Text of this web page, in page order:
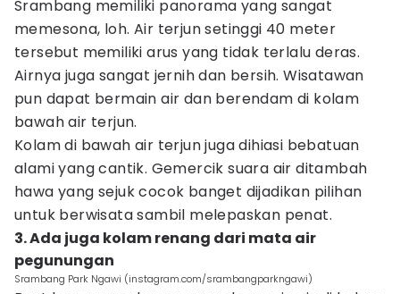
Srambang memiliki panorama yang sangat
memesona, loh. Air terjun setinggi 40 meter
tersebut memiliki arus yang tidak terlalu deras.
Airnya juga sangat jernih dan bersih. Wisatawan
pun dapat bermain air dan berendam di kolam
bawah air terjun.
Kolam di bawah air terjun juga dihiasi bebatuan
alami yang cantik. Gemercik suara air ditambah
hawa yang sejuk cocok banget dijadikan pilihan
untuk berwisata sambil melepaskan penat.
3. Ada juga kolam renang dari mata air
pegunungan
Srambang Park Ngawi (instagram.com/srambangparkngawi)